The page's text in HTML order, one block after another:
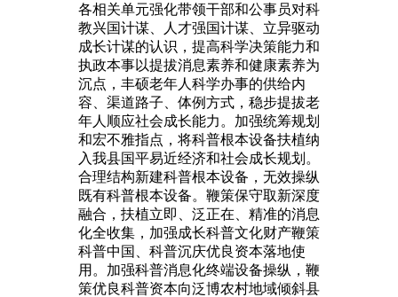
各相关单元强化带领干部和公事员对科
教兴国计谋、人才强国计谋、立异驱动
成长计谋的认识，提高科学决策能力和
执政本事以提拔消息素养和健康素养为
沉点，丰硕老年人科学办事的供给内
容、渠道路子、体例方式，稳步提拔老
年人顺应社会成长能力。加强统筹规划
和宏不雅指点，将科普根本设备扶植纳
入我县国平易近经济和社会成长规划。
合理结构新建科普根本设备，无效操纵
既有科普根本设备。鞭策保守取新深度
融合，扶植立即、泛正在、精准的消息
化全收集，加强成长科普文化财产鞭策
科普中国、科普沉庆优良资本落地使
用。加强科普消息化终端设备操纵，鞭
策优良科普资本向泛博农村地域倾斜县